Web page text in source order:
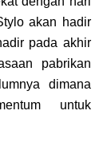
akan hadir
pada akhir
pabrikan
dimana
untuk